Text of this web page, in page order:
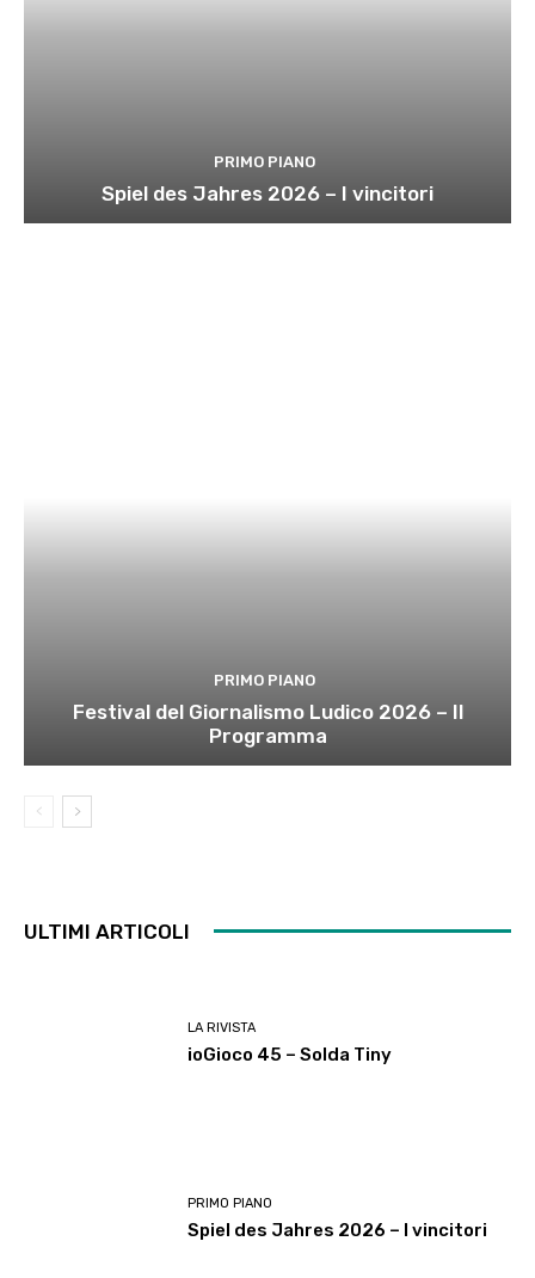
PRIMO PIANO
Spiel des Jahres 2026 – I vincitori
PRIMO PIANO
Festival del Giornalismo Ludico 2026 – Il
Programma
ULTIMI ARTICOLI
LA RIVISTA
ioGioco 45 – Solda Tiny
PRIMO PIANO
Spiel des Jahres 2026 – I vincitori